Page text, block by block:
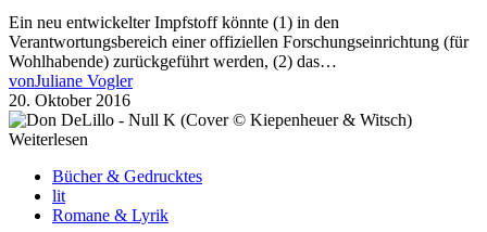
Ein neu entwickelter Impfstoff könnte (1) in den
Verantwortungsbereich einer offiziellen Forschungseinrichtung (für
Wohlhabende) zurückgeführt werden, (2) das…
vonJuliane Vogler
20. Oktober 2016
Weiterlesen
Bücher & Gedrucktes
lit
Romane & Lyrik